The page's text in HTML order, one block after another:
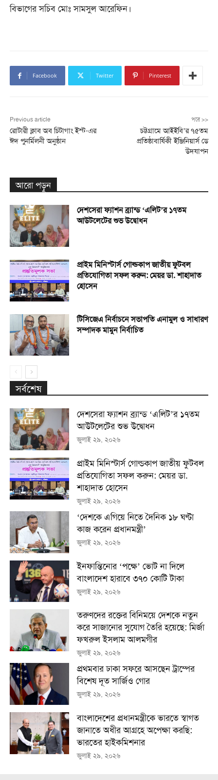
বিভাগের সচিব মোঃ সামসুল আরেফিন।
Facebook Twitter Pinterest
Previous article
রোটারী ক্লাব অব চিটাগাং ইস্ট-এর
ঈদ পুনর্মিলনী অনুষ্ঠান
পরে >>
চট্টগ্রামে আইইবি’র ৭৫তম
প্রতিষ্ঠাবার্ষিকী ইঞ্জিনিয়ার্স ডে
উদযাপন
আরো পড়ুন
দেশসেরা ফ্যাশন ব্র্যান্ড ‘এলিট’র ১৭তম
আউটলেটের শুভ উদ্বোধন
প্রাইম মিনিস্টার্স গোল্ডকাপ জাতীয় ফুটবল
প্রতিযোগিতা সফল করুন: মেয়র ডা. শাহাদাত
হোসেন
টিসিজেএ নির্বাচনে সভাপতি এনামুল ও সাধারণ
সম্পাদক মামুন নির্বাচিত
সর্বশেষ
দেশসেরা ফ্যাশন ব্র্যান্ড ‘এলিট’র ১৭তম
আউটলেটের শুভ উদ্বোধন
জুলাই ২৯, ২০২৬
প্রাইম মিনিস্টার্স গোল্ডকাপ জাতীয় ফুটবল
প্রতিযোগিতা সফল করুন: মেয়র ডা.
শাহাদাত হোসেন
জুলাই ২৯, ২০২৬
‘দেশকে এগিয়ে নিতে দৈনিক ১৮ ঘণ্টা
কাজ করেন প্রধানমন্ত্রী’
জুলাই ২৯, ২০২৬
ইনফান্তিনোর ‘পক্ষে’ ভোট না দিলে
বাংলাদেশ হারাবে ৩৭০ কোটি টাকা
জুলাই ২৯, ২০২৬
তরুণদের রক্তের বিনিময়ে দেশকে নতুন
করে সাজানোর সুযোগ তৈরি হয়েছে: মির্জা
ফখরুল ইসলাম আলমগীর
জুলাই ২৯, ২০২৬
প্রথমবার ঢাকা সফরে আসছেন ট্রাম্পের
বিশেষ দূত সার্জিও গোর
জুলাই ২৯, ২০২৬
বাংলাদেশের প্রধানমন্ত্রীকে ভারতে স্বাগত
জানাতে অধীর আগ্রহে অপেক্ষা কর‌ছি:
ভারতের হাইকমিশনার
জুলাই ২৯, ২০২৬